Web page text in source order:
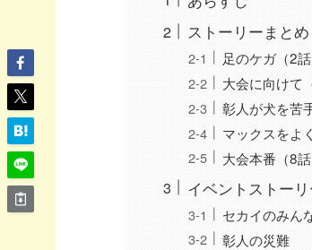
ストーリーまとめ
足のケガ（2
大会に向けて
彰人が犬を苦
マックスをよ
大会本番（8話
イベントストー
セカイのみん
彰人の災難